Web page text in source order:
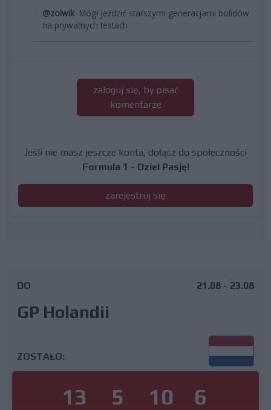
@zolwik Mógł jeździć starszymi generacjami bolidów
na prywatnych testach
zaloguj się, by pisać
komentarze
Jeśli nie masz jeszcze konta, dołącz do społeczności
Formula 1 - Dziel Pasję!
zarejestruj się
DO
GP Holandii
21.08 - 23.08
ZOSTAŁO:
13 5 10 6